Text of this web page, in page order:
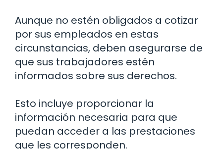
Aunque no estén obligados a cotizar
por sus empleados en estas
circunstancias, deben asegurarse de
que sus trabajadores estén
informados sobre sus derechos.
Esto incluye proporcionar la
información necesaria para que
puedan acceder a las prestaciones
que les corresponden.